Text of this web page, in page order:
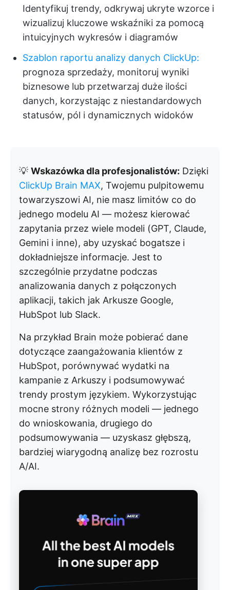
Identyfikuj trendy, odkrywaj ukryte wzorce i
wizualizuj kluczowe wskaźniki za pomocą
intuicyjnych wykresów i diagramów
Szablon raportu analizy danych ClickUp:
prognoza sprzedaży, monitoruj wyniki
biznesowe lub przetwarzaj duże ilości
danych, korzystając z niestandardowych
statusów, pól i dynamicznych widoków
💡 Wskazówka dla profesjonalistów: Dzięki
ClickUp Brain MAX, Twojemu pulpitowemu
towarzyszowi AI, nie masz limitów co do
jednego modelu AI — możesz kierować
zapytania przez wiele modeli (GPT, Claude,
Gemini i inne), aby uzyskać bogatsze i
dokładniejsze informacje. Jest to
szczególnie przydatne podczas
analizowania danych z połączonych
aplikacji, takich jak Arkusze Google,
HubSpot lub Slack.
Na przykład Brain może pobierać dane
dotyczące zaangażowania klientów z
HubSpot, porównywać wydatki na
kampanie z Arkuszy i podsumowywać
trendy prostym językiem. Wykorzystując
mocne strony różnych modeli — jednego
do wnioskowania, drugiego do
podsumowywania — uzyskasz głębszą,
bardziej wiarygodną analizę bez rozrostu
A/AI.